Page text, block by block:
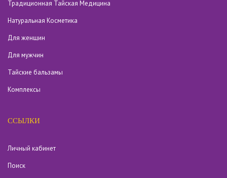
Традиционная Тайская Медицина
Натуральная Косметика
Для женщин
Для мужчин
Тайские бальзамы
Комплексы
ССЫЛКИ
Личный кабинет
Поиск